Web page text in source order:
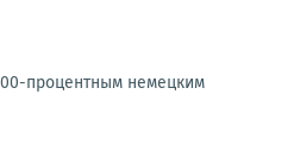
процентным немецким